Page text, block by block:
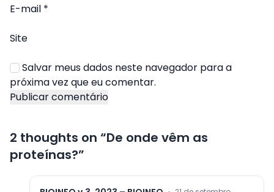
E-mail *
Site
Salvar meus dados neste navegador para a
próxima vez que eu comentar.
2 thoughts on “De onde vêm as
proteínas?”